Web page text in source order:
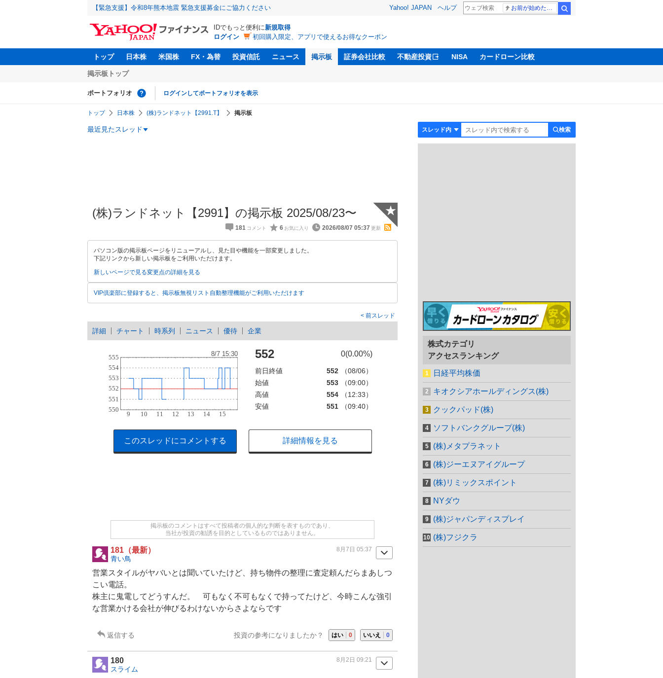
【緊急支援】令和8年熊本地震 緊急支援募金にご協力ください Yahoo! JAPAN ヘルプ
IDでもっと便利に新規取得
ログイン
初回購入限定、アプリで使えるお得なクーポン
トップ 日本株 米国株 FX・為替 投資信託 ニュース 掲示板 証券会社比較 不動産投資 NISA カードローン比較
掲示板トップ
ポートフォリオ ログインしてポートフォリオを表示
トップ 日本株 (株)ランドネット【2991.T】 掲示板
最近見たスレッド 検索
(株)ランドネット【2991】の掲示板 2025/08/23〜
181 6 2026/08/07 05:37
★
パソコン版の掲示板ページをリニューアルし、見た目や機能を一部変更しました。
下記リンクから新しい掲示板をご利用いただけます。
新しいページで見る変更点の詳細を見る
VIP倶楽部に登録すると、掲示板無視リスト自動整理機能がご利用いただけます
前スレッド
詳細 チャート 時系列 ニュース 優待 企業
552 0(0.00%)
前日終値 552
（08/06）
始値
553
（09:00）
高値
554
（12:33）
安値
551 （09:40）
このスレッドにコメントする 詳細情報を見る
掲示板のコメントはすべて投稿者の個人的な判断を表すものであり、
当社が投資の勧誘を目的としているものではありません。
181（最新）
青い鳥
8月7日 05:37
営業スタイルがヤバいとは聞いていたけど、持ち物件の整理に査定頼んだらまあしつ
こい電話。
株主に鬼電してどうすんだ。 可もなく不可もなくで持ってたけど、今時こんな強引
な営業かける会社が伸びるわけないからさよならです
返信する 投資の参考になりましたか？ はい 0 いいえ 0
180
スライム
8月2日 09:21
株式カテゴリ
アクセスランキング
日経平均株価
キオクシアホールディングス(株)
クックパッド(株)
ソフトバンクグループ(株)
(株)メタプラネット
(株)ジーエヌアイグループ
(株)リミックスポイント
NYダウ
(株)ジャパンディスプレイ
(株)フジクラ